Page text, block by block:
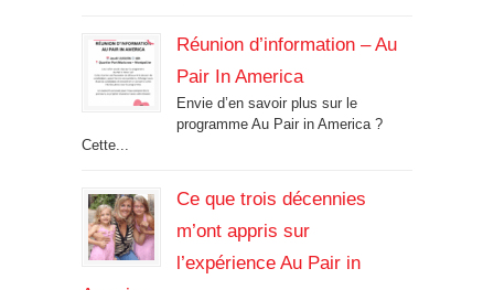
Réunion d’information – Au
Pair In America
Envie d’en savoir plus sur le
programme Au Pair in America ?
Cette...
Ce que trois décennies
m’ont appris sur
l’expérience Au Pair in